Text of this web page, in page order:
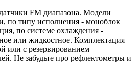
FM диапазона. Модели
по типу исполнения - моноблок
по системе охлаждения -
или жидкостное. Комплектация
или с резервированием
Не забудьте про рефлектометры и